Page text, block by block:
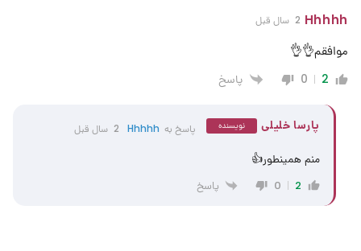
Hhhhh 2 سال قبل
موافقم👌👌
2
0 پاسخ
پارسا خلیلی نویسنده پاسخ به Hhhhh 2 سال قبل
منم همینطور👍
2
0 پاسخ